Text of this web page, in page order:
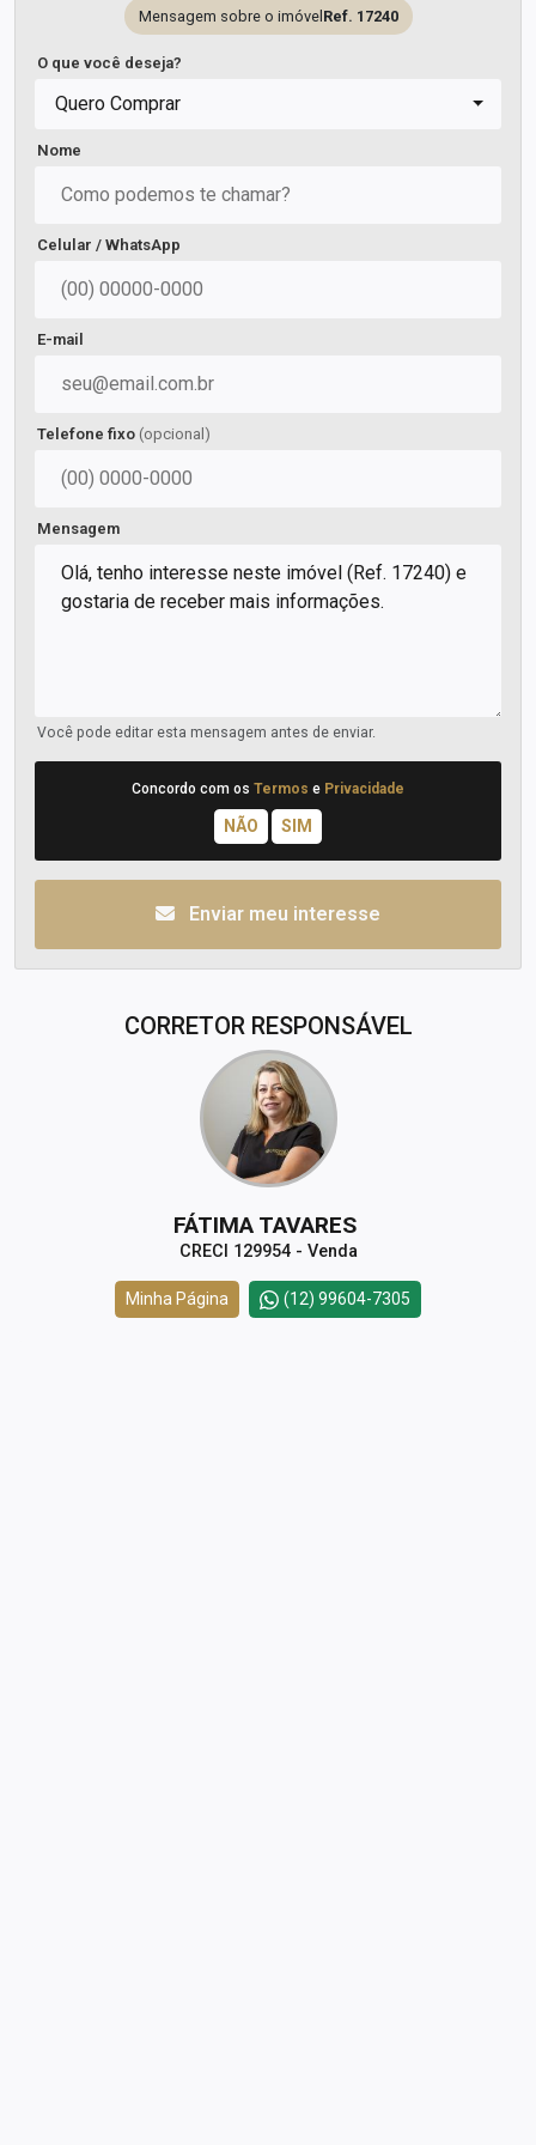
Mensagem sobre o imóvel Ref. 17240
O que você deseja?
Quero Comprar
Nome
Celular / WhatsApp
E-mail
Telefone fixo (opcional)
Mensagem
Você pode editar esta mensagem antes de enviar.
Concordo com os Termos e Privacidade
Enviar meu interesse
CORRETOR RESPONSÁVEL
FÁTIMA TAVARES
CRECI 129954 - Venda
Minha Página (12) 99604-7305